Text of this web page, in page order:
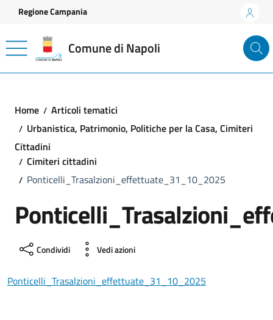
Vai ai contenuti
Vai al footer
Regione Campania
Comune di Napoli
Home
Articoli tematici
Urbanistica, Patrimonio, Politiche per la Casa, Cimiteri
Cittadini
Cimiteri cittadini
Ponticelli_Trasalzioni_effettuate_31_10_2025
Condividi Vedi azioni
Ponticelli_Trasalzioni_effettuate_31_10_2025